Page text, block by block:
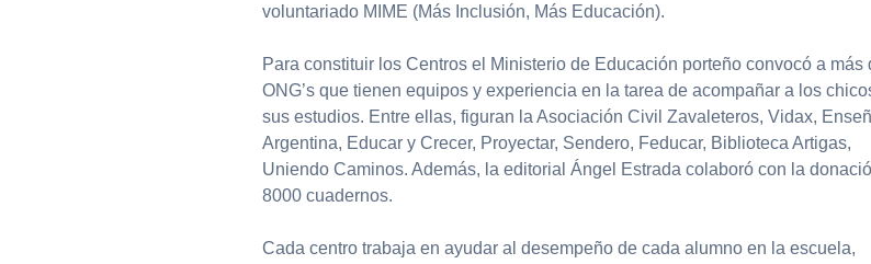
voluntariado MIME (Más Inclusión, Más Educación).
Para constituir los Centros el Ministerio de Educación porteño convocó a más
ONG’s que tienen equipos y experiencia en la tarea de acompañar a los
sus estudios. Entre ellas, figuran la Asociación Civil Zavaleteros, Vidax,
Argentina, Educar y Crecer, Proyectar, Sendero, Feducar, Biblioteca Artigas,
Uniendo Caminos. Además, la editorial Ángel Estrada colaboró con la
8000 cuadernos.
Cada centro trabaja en ayudar al desempeño de cada alumno en la escuela,